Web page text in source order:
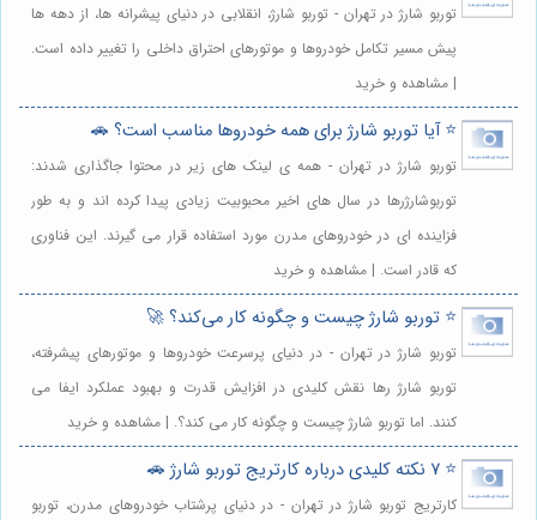
توربو شارژ در تهران - توربو شارژ، انقلابی در دنیای پیشرانه ها، از دهه ها
پیش مسیر تکامل خودروها و موتورهای احتراق داخلی را تغییر داده است.
| مشاهده و خرید
⭐️ آیا توربو شارژ برای همه خودروها مناسب است؟ 🚗
توربو شارژ در تهران - همه ی لینک های زیر در محتوا جاگذاری شدند:
توربوشارژرها در سال های اخیر محبوبیت زیادی پیدا کرده اند و به طور
فزاینده ای در خودروهای مدرن مورد استفاده قرار می گیرند. این فناوری
که قادر است. | مشاهده و خرید
⭐️ توربو شارژ چیست و چگونه کار می‌کند؟ 🚀
توربو شارژ در تهران - در دنیای پرسرعت خودروها و موتورهای پیشرفته،
توربو شارژ رها نقش کلیدی در افزایش قدرت و بهبود عملکرد ایفا می
کنند. اما توربو شارژ چیست و چگونه کار می کند؟. | مشاهده و خرید
⭐️ 7 نکته کلیدی درباره کارتریج توربو شارژ 🚗
کارتریج توربو شارژ در تهران - در دنیای پرشتاب خودروهای مدرن، توربو